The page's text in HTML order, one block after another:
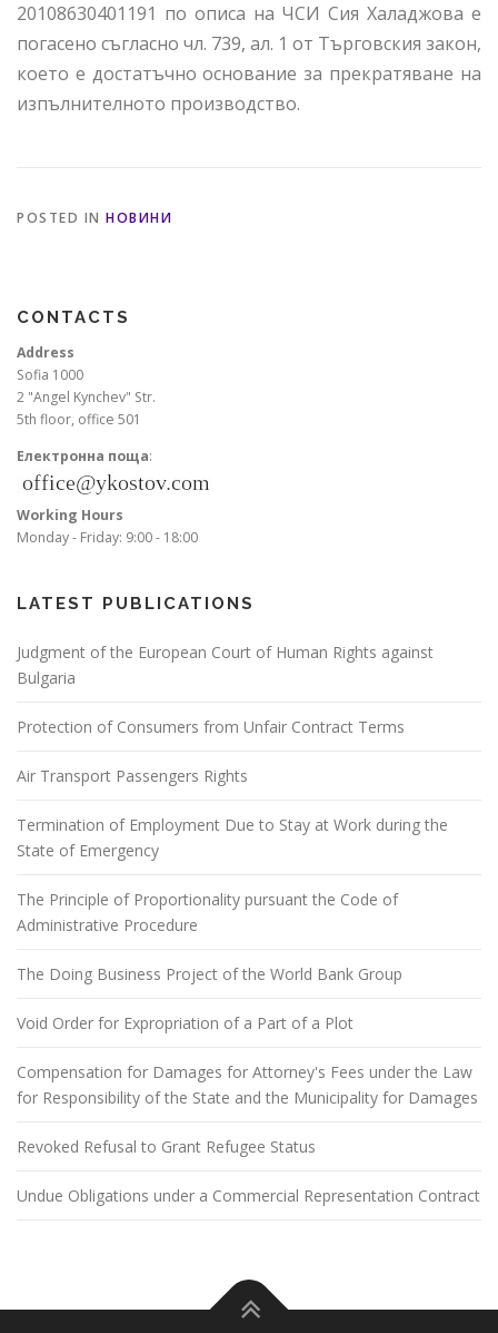
20108630401191 по описа на ЧСИ Сия Халаджова е
погасено съгласно чл. 739, ал. 1 от Търговския закон,
което е достатъчно основание за прекратяване на
изпълнителното производство.
POSTED IN НОВИНИ
CONTACTS
Address
Sofia 1000
2 "Angel Kynchev" Str.
5th floor, office 501
Електронна поща:
Working Hours
Monday - Friday: 9:00 - 18:00
LATEST PUBLICATIONS
Judgment of the European Court of Human Rights against
Bulgaria
Protection of Consumers from Unfair Contract Terms
Air Transport Passengers Rights
Termination of Employment Due to Stay at Work during the
State of Emergency
The Principle of Proportionality pursuant the Code of
Administrative Procedure
The Doing Business Project of the World Bank Group
Void Order for Expropriation of a Part of a Plot
Compensation for Damages for Attorney's Fees under the Law
for Responsibility of the State and the Municipality for Damages
Revoked Refusal to Grant Refugee Status
Undue Obligations under a Commercial Representation Contract